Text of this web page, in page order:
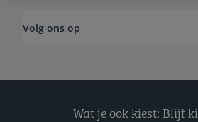
Volg ons op
Wat je ook kiest: Blijf